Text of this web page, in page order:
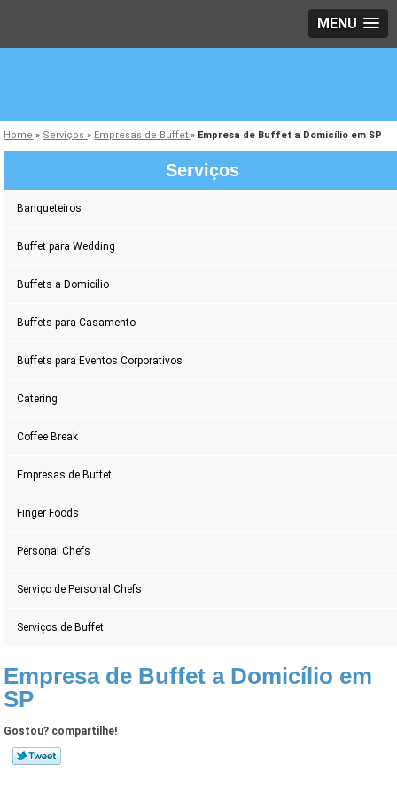
MENU
Home » Serviços» Empresas de Buffet» Empresa de Buffet a Domicílio em SP
Serviços
Banqueteiros
Buffet para Wedding
Buffets a Domicílio
Buffets para Casamento
Buffets para Eventos Corporativos
Catering
Coffee Break
Empresas de Buffet
Finger Foods
Personal Chefs
Serviço de Personal Chefs
Serviços de Buffet
Empresa de Buffet a Domicílio em
SP
Gostou? compartilhe!